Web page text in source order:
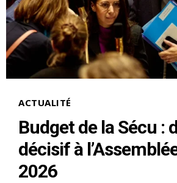
ACTUALITÉ
Budget de la Sécu :
décisif à
2026